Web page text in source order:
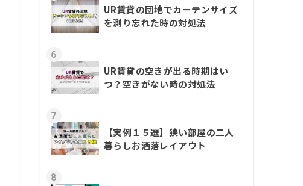
UR賃貸の団地でカーテンサイズ
を測り忘れた時の対処法
6
UR賃貸の空きが出る時期はい
つ？空きがない時の対処法
7
【実例１５選】狭い部屋の二人
暮らしお洒落レイアウト
8